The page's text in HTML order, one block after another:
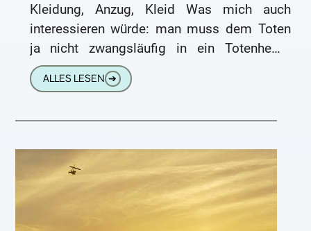
Kleidung, Anzug, Kleid Was mich auch
interessieren würde: man muss dem Toten
ja nicht zwangsläufig in ein Totenhemd
stecken, sondern kann eigene Kleidung
mitbringen. (Was ich
ALLES LESEN ➔